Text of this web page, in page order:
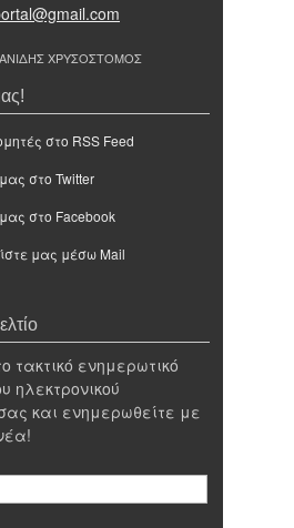
ΧΡΥΣΟΣΤΟΜΟΣ
στο RSS Feed
στο Twitter
στο Facebook
μας μέσω Mail
τακτικό ενημερωτικό
ηλεκτρονικού
και ενημερωθείτε με